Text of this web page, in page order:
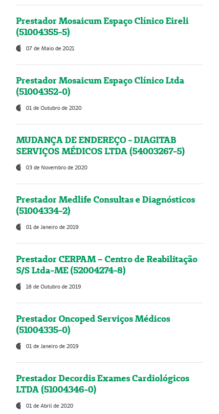
Prestador Mosaicum Espaço Clínico Eireli
(51004355-5)
07 de Maio de 2021
Prestador Mosaicum Espaço Clínico Ltda
(51004352-0)
01 de Outubro de 2020
MUDANÇA DE ENDEREÇO - DIAGITAB
SERVIÇOS MÉDICOS LTDA (54003267-5)
03 de Novembro de 2020
Prestador Medlife Consultas e Diagnósticos
(51004334-2)
01 de Janeiro de 2019
Prestador CERPAM – Centro de Reabilitação
S/S Ltda-ME (52004274-8)
18 de Outubro de 2019
Prestador Oncoped Serviços Médicos
(51004335-0)
01 de Janeiro de 2019
Prestador Decordis Exames Cardiológicos
LTDA (51004346-0)
01 de Abril de 2020